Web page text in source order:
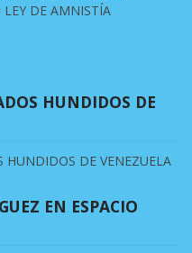
HUNDIDOS DE
EN ESPACIO